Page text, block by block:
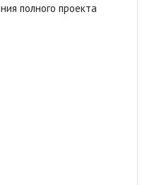
полного проекта